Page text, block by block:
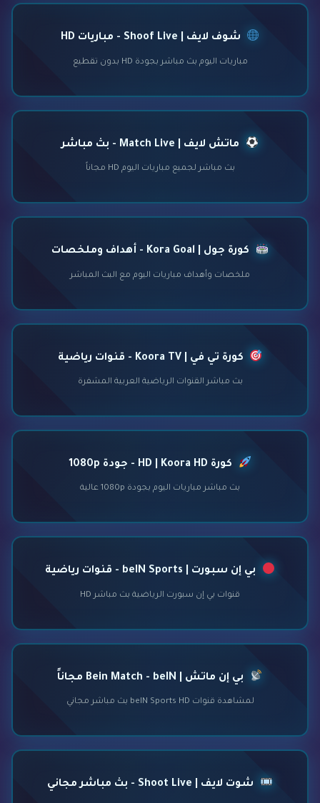
شوف لايف | Shoof Live - مباريات HD
مباريات اليوم بث مباشر بجودة HD بدون تقطيع
ماتش لايف | Match Live - بث مباشر
بث مباشر لجميع مباريات اليوم HD مجاناً
كورة جول | Kora Goal - أهداف وملخصات
ملخصات وأهداف مباريات اليوم مع البث المباشر
كورة تي في | Koora TV - قنوات رياضية
بث مباشر القنوات الرياضية العربية المشفرة
كورة HD | Koora HD - جودة 1080p
بث مباشر مباريات اليوم بجودة 1080p عالية
بي إن سبورت | beIN Sports - قنوات رياضية
قنوات بي إن سبورت الرياضية بث مباشر HD
بي إن ماتش | Bein Match - beIN مجاناً
لمشاهدة قنوات beIN Sports HD بث مباشر مجاني
شوت لايف | Shoot Live - بث مباشر مجاني